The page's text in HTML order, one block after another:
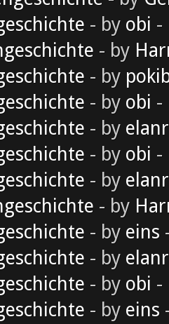
- by obi -
- by
- by
- by obi -
- by
- by obi -
- by
- by
- by eins
- by
- by obi -
- by eins